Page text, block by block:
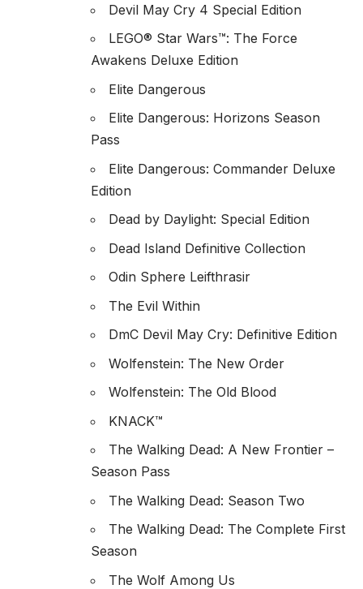
Devil May Cry 4 Special Edition
LEGO® Star Wars™: The Force
Awakens Deluxe Edition
Elite Dangerous
Elite Dangerous: Horizons Season
Pass
Elite Dangerous: Commander Deluxe
Edition
Dead by Daylight: Special Edition
Dead Island Definitive Collection
Odin Sphere Leifthrasir
The Evil Within
DmC Devil May Cry: Definitive Edition
Wolfenstein: The New Order
Wolfenstein: The Old Blood
KNACK™
The Walking Dead: A New Frontier –
Season Pass
The Walking Dead: Season Two
The Walking Dead: The Complete First
Season
The Wolf Among Us